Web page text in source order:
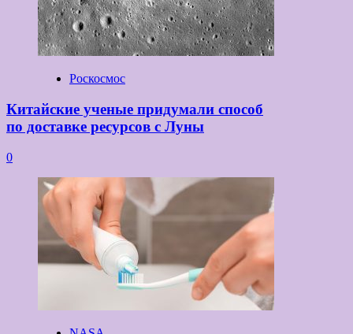
Роскосмос
Китайские ученые придумали способ
по доставке ресурсов с Луны
0